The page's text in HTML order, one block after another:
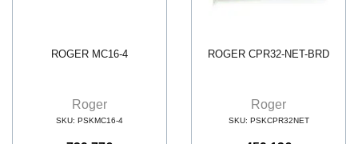
ROGER MC16-4
Roger
SKU: PSKMC16-4
ROGER CPR32-NET-BRD
Roger
SKU: PSKCPR32NET